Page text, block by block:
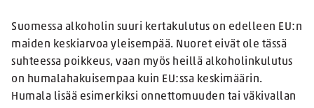
Suomessa alkoholin suuri kertakulutus on edelleen EU:n
maiden keskiarvoa yleisempää. Nuoret eivät ole tässä
suhteessa poikkeus, vaan myös heillä alkoholinkulutus
on humalahakuisempaa kuin EU:ssa keskimäärin.
Humala lisää esimerkiksi onnettomuuden tai väkivallan